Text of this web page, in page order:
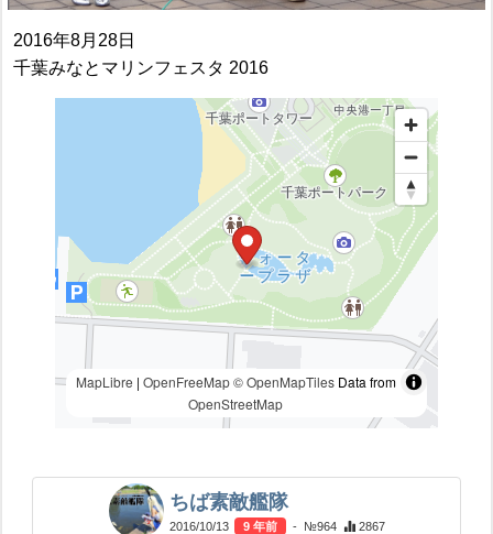
2016年8月28日
千葉みなとマリンフェスタ 2016
MapLibre | OpenFreeMap © OpenMapTilesData from
OpenStreetMap
ちば素敵艦隊
2016/10/13 9 年前 - №964 2867